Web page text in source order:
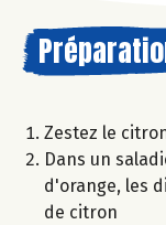
Zestez le
Dans un
d'orange, les
de citron